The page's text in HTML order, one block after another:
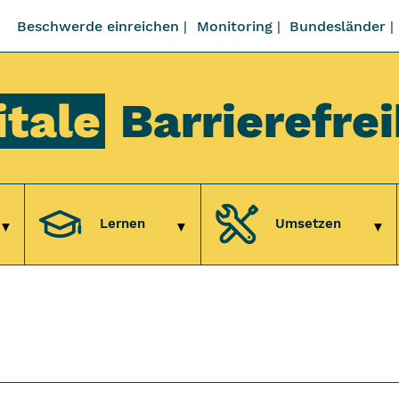
Beschwerde einreichen Monitoring Bundesländer
Untermenü Verstehen
Lernen Untermenü LernenUmsetzen